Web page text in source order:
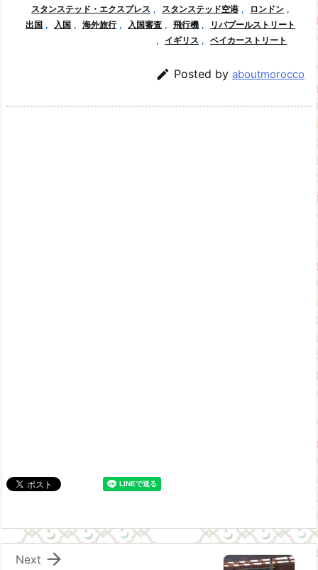
スタンステッド・エクスプレス , スタンステッド空港 , ロンドン ,
出国 , 入国 , 海外旅行 , 入国審査 , 飛行機 ,
リバプールストリート
,
イギリス , ベイカーストリート
 Posted by aboutmorocco

Next